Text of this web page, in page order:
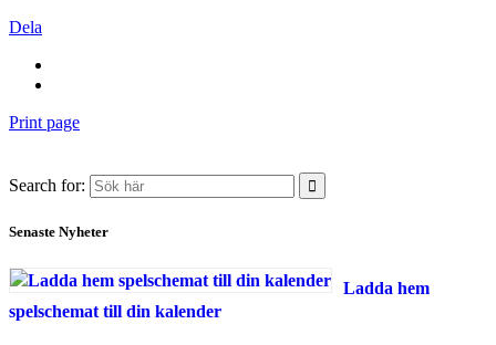
Dela
Print page
Search for:
Senaste Nyheter
Ladda hem
spelschemat till din kalender